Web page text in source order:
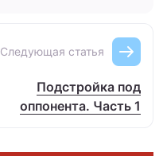
Следующая статья
Подстройка под
оппонента. Часть 1